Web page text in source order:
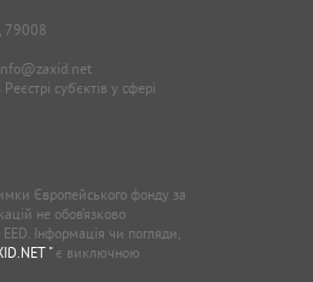
79008
суб'єктів у сфері
Європейського фонду за
не обов’язково
Інформація чи погляди,
"є виключною